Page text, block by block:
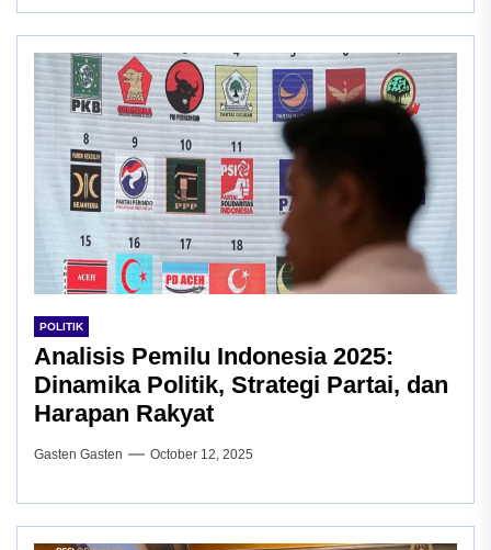
POLITIK
Analisis Pemilu Indonesia 2025:
Dinamika Politik, Strategi Partai, dan
Harapan Rakyat
Gasten Gasten October 12, 2025